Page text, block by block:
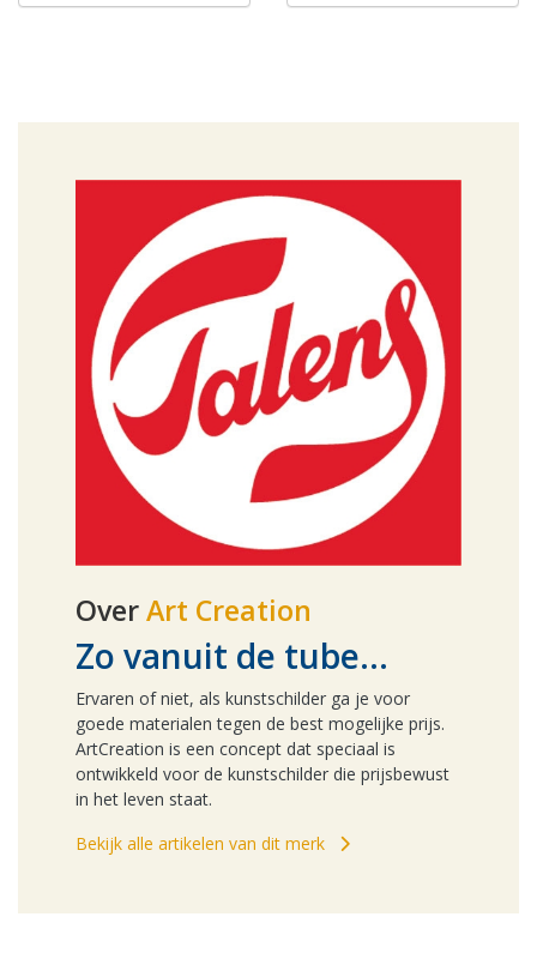
OverArt Creation
Zo vanuit de tube...
Ervaren of niet, als kunstschilder ga je voor
goede materialen tegen de best mogelijke prijs.
ArtCreation is een concept dat speciaal is
ontwikkeld voor de kunstschilder die prijsbewust
in het leven staat.
Bekijk alle artikelen van dit merk